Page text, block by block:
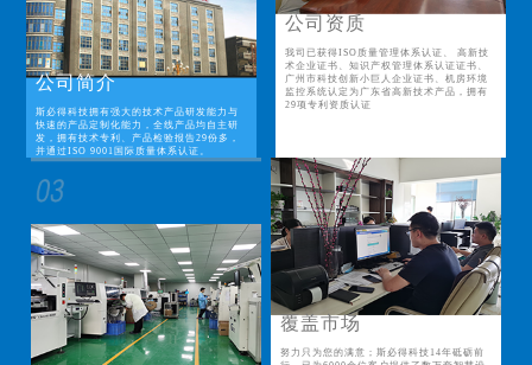
公司简介
斯必得科技拥有强大的技术产品研发能力与
快速的产品定制化能力，全线产品均自主研
发，拥有技术专利、产品检验报告29份多，
并通过ISO 9001国际质量体系认证。
公司资质
我司已获得ISO质量管理体系认证、 高新技
术企业证书、知识产权管理体系认证证书、
广州市科技创新小巨人企业证书、机房环境
监控系统认定为广东省高新技术产品，拥有
29项专利资质认证
覆盖市场
努力只为您的满意；斯必得科技14年砥砺前